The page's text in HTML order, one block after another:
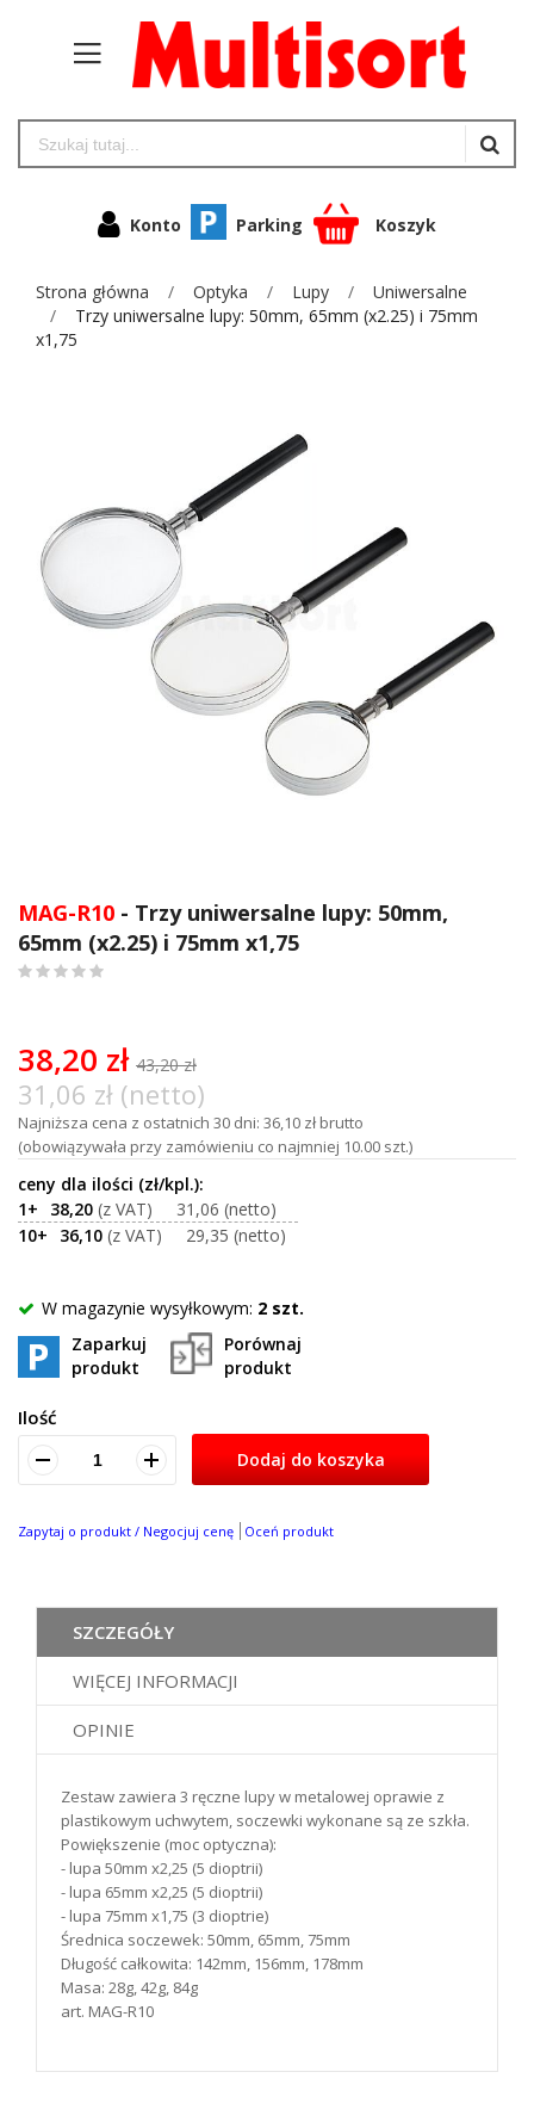
Konto Parking Koszyk
Strona główna Optyka Lupy
Uniwersalne
Trzy uniwersalne lupy: 50mm, 65mm (x2.25) i 75mm
x1,75
na
początek
galerii
MAG-R10 - Trzy uniwersalne lupy: 50mm,
65mm (x2.25) i 75mm x1,75
38,20 zł 43,20 zł
31,06 zł (netto)
Najniższa cena z ostatnich 30 dni: 36,10 zł brutto
(obowiązywała przy zamówieniu co najmniej 10.00 szt.)
1+ 38,20
31,06
10+
36,10 29,35
W magazynie wysyłkowym: 2 szt.
Zaparkuj
produkt
Porównaj
produkt
Ilość
Dodaj do koszyka
Zapytaj o produkt / Negocjuj cenę Oceń produkt
SZCZEGÓŁY
WIĘCEJ INFORMACJI
OPINIE
Zestaw zawiera 3 ręczne lupy w metalowej oprawie z
plastikowym uchwytem, soczewki wykonane są ze szkła.
Powiększenie (moc optyczna):
- lupa 50mm x2,25 (5 dioptrii)
- lupa 65mm x2,25 (5 dioptrii)
- lupa 75mm x1,75 (3 dioptrie)
Średnica soczewek: 50mm, 65mm, 75mm
Długość całkowita: 142mm, 156mm, 178mm
Masa: 28g, 42g, 84g
art. MAG-R10